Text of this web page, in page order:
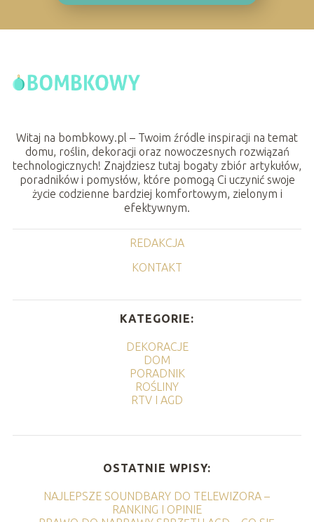
Witaj na bombkowy.pl – Twoim źródle inspiracji na temat
domu, roślin, dekoracji oraz nowoczesnych rozwiązań
technologicznych! Znajdziesz tutaj bogaty zbiór artykułów,
poradników i pomysłów, które pomogą Ci uczynić swoje
życie codzienne bardziej komfortowym, zielonym i
efektywnym.
REDAKCJA
KONTAKT
KATEGORIE:
DEKORACJE
DOM
PORADNIK
ROŚLINY
RTV I AGD
OSTATNIE WPISY:
NAJLEPSZE SOUNDBARY DO TELEWIZORA –
RANKING I OPINIE